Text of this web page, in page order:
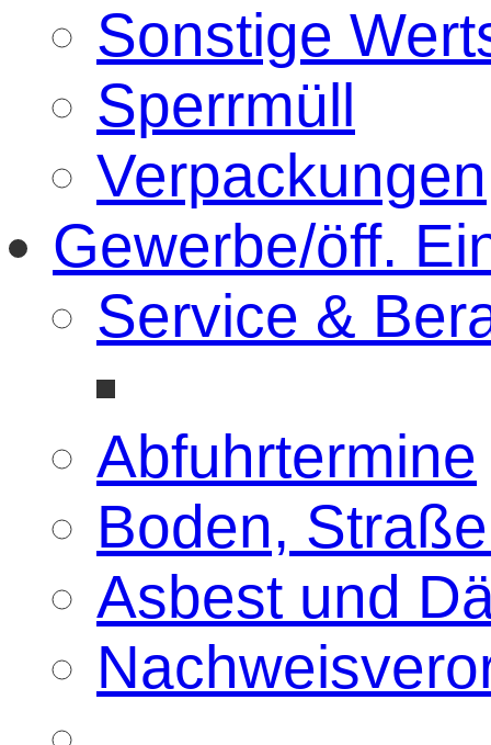
Sonstige
Sperrmüll
Verpackungen
Gewerbe/öff.
Service &
Abfuhrtermine
Boden,
Asbest und